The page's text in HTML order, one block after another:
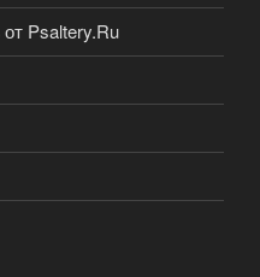
Psaltery.Ru